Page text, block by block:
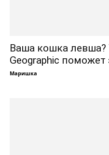
Ваша кошка левша?
Geographic поможет
Маришка